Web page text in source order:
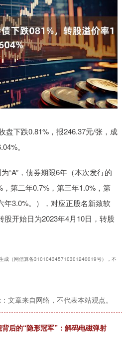
盘下跌0.81%，报246.37元/张，成
。
“A”，债券期限6年（本次发行的
第二年0.7%，第三年1.0%，第
年3.0%。），对应正股名新致软
股开始日为2023年4月10日，转股
成（网信算备310104345710301240019号），不
文章来自网络，不代表本站观点。
后的“隐形冠军”：解码电磁弹射